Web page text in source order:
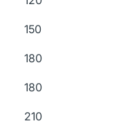
150
180
180
210